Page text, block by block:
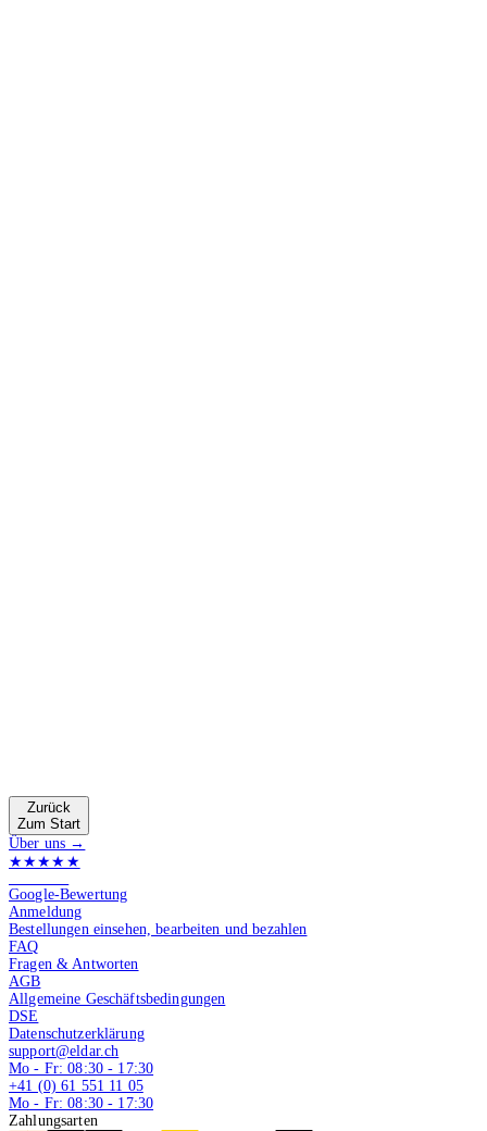
Zurück
Zum Start
Über uns →
★★★★★
Google-Bewertung
Anmeldung
Bestellungen einsehen, bearbeiten und bezahlen
FAQ
Fragen & Antworten
AGB
Allgemeine Geschäftsbedingungen
DSE
Datenschutzerklärung
support@eldar.ch
Mo - Fr: 08:30 - 17:30
+41 (0) 61 551 11 05
Mo - Fr: 08:30 - 17:30
Zahlungsarten